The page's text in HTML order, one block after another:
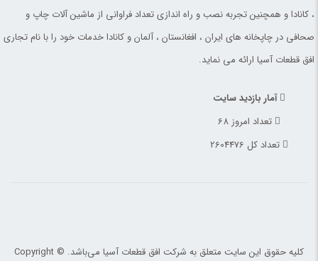
، کانادا و همچنین تجربه نصب و راه اندازی تعداد فراوانی از ماشین آلات چاپ و
صحافی در چاپخانه های ایران ، افغانستان ، آلمان و کانادا خدمات خود را با نام تجاری
افق قطعات آسیا ارائه می نماید.
آمار بازدید سایت
تعداد امروز 68
تعداد کل 2604476
کلیه حقوق این سایت متعلق به شرکت افق قطعات آسیا می‌باشد. Copyright ©